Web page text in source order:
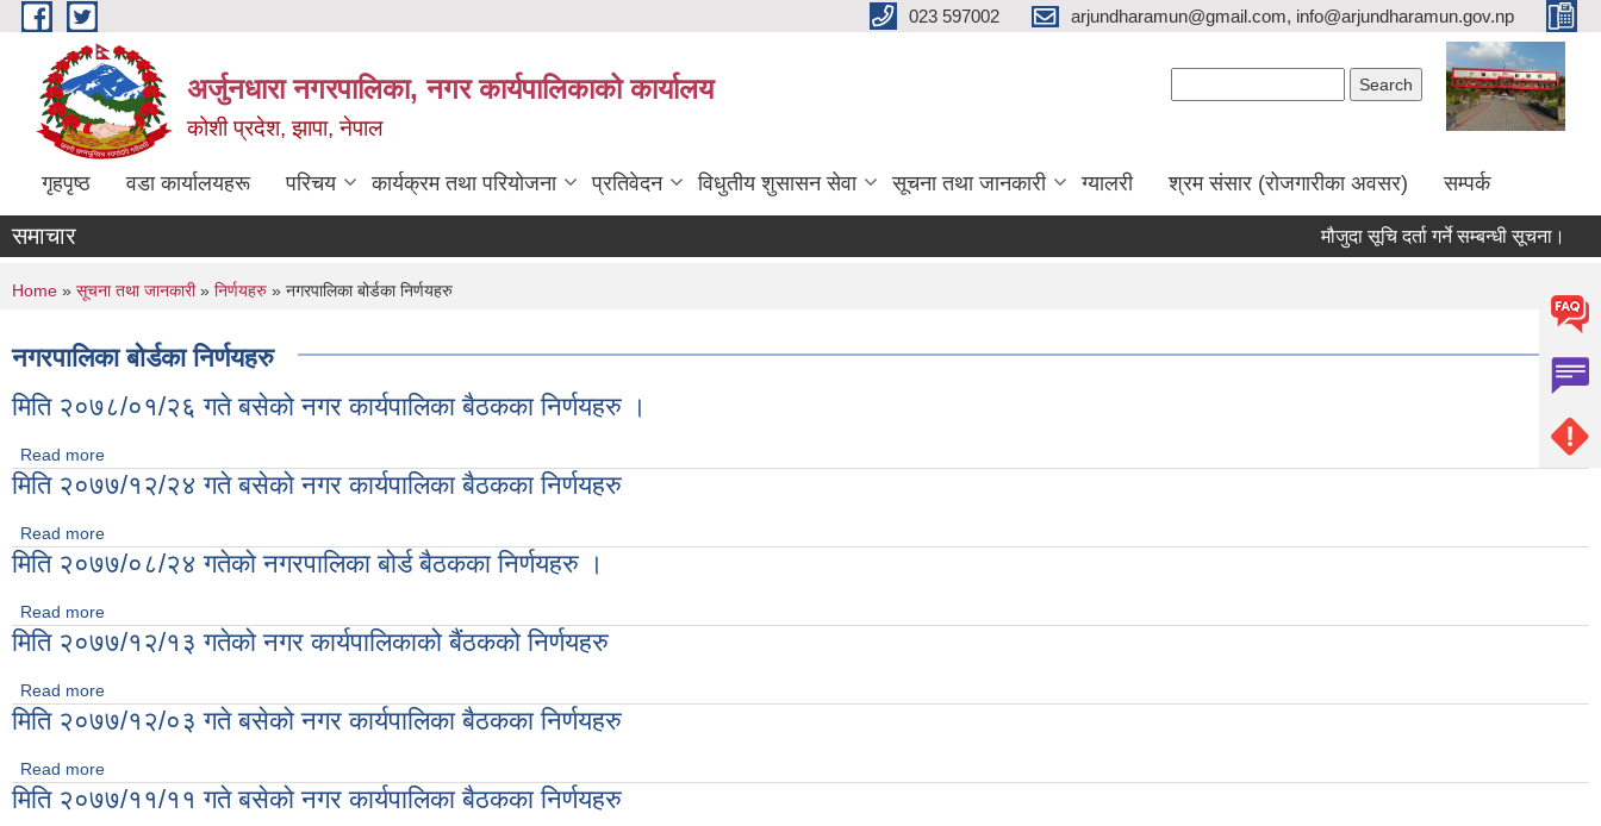
Skip to main content 023 597002 arjundharamun@gmail.com, info@arjundharamun.gov.np
अर्जुनधारा नगरपालिका, नगर कार्यपालिकाको कार्यालय
कोशी प्रदेश, झापा, नेपाल
गृहपृष्ठ वडा कार्यालयहरू परिचय कार्यक्रम तथा परियोजना प्रतिवेदन विधुतीय शुसासन सेवा सूचना तथा जानकारी ग्यालरी श्रम संसार (रोजगारीका अवसर) सम्पर्क
समाचार मौजुदा सूचि दर्ता गर्ने सम्बन्धी सूचना।
You are here
Home » सूचना तथा जानकारी» निर्णयहरु » नगरपालिका बोर्डका निर्णयहरु
नगरपालिका बोर्डका निर्णयहरु
मिति २०७८/०१/२६ गते बसेको नगर कार्यपालिका बैठकका निर्णयहरु ।
Read more
मिति २०७७/१२/२४ गते बसेको नगर कार्यपालिका बैठकका निर्णयहरु
Read more
मिति २०७७/०८/२४ गतेको नगरपालिका बोर्ड बैठकका निर्णयहरु ।
Read more
मिति २०७७/१२/१३ गतेको नगर कार्यपालिकाको बैंठकको निर्णयहरु
Read more
मिति २०७७/१२/०३ गते बसेको नगर कार्यपालिका बैठकका निर्णयहरु
Read more
मिति २०७७/११/११ गते बसेको नगर कार्यपालिका बैठकका निर्णयहरु